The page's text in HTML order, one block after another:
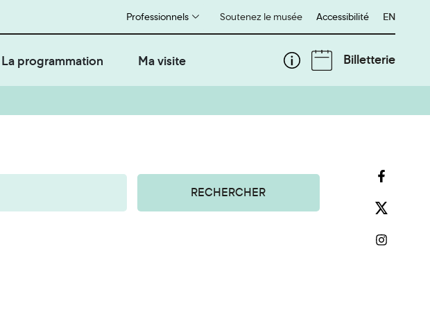
Soutenez le musée
Professionnels Accessibilité English
EN
La programmation Ma visite Billetterie
RECHERCHER